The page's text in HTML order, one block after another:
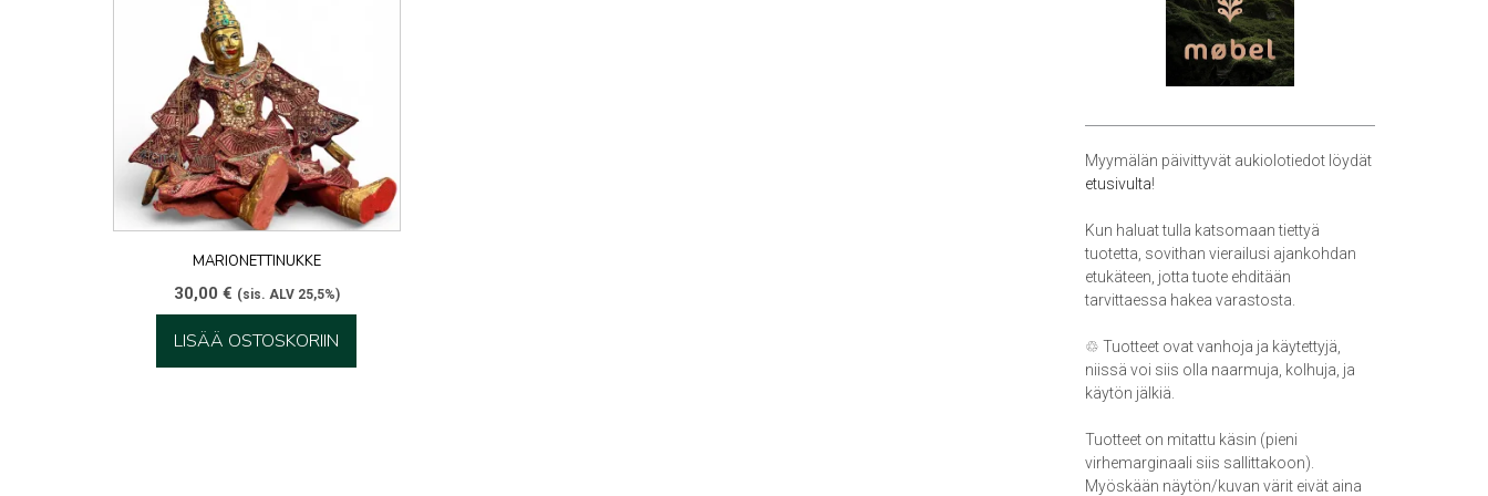
MARIONETTINUKKE
30,00 € (sis. ALV 25,5%)
LISÄÄ OSTOSKORIIN
Myymälän päivittyvät aukiolotiedot löydät
etusivulta!
Kun haluat tulla katsomaan tiettyä
tuotetta, sovithan vierailusi ajankohdan
etukäteen, jotta tuote ehditään
tarvittaessa hakea varastosta.
♲ Tuotteet ovat vanhoja ja käytettyjä,
niissä voi siis olla naarmuja, kolhuja, ja
käytön jälkiä.
Tuotteet on mitattu käsin (pieni
virhemarginaali siis sallittakoon).
Myöskään näytön/kuvan värit eivät aina